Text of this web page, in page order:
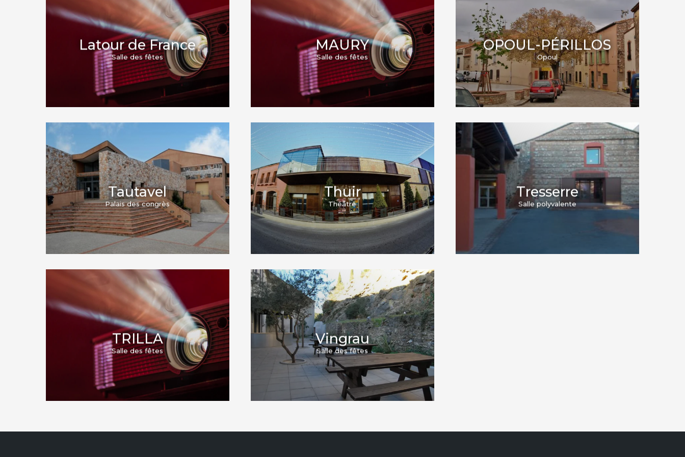
Villelongue-Dels-Monts
Latour de France
Salle des fêtes
MAURY
Salle des fêtes
OPOUL-PÉRILLOS
Opoul
Tautavel
Palais des congrès
Thuir
Théâtre
Tresserre
Salle polyvalente
TRILLA
Salle des fêtes
Vingrau
Salle des fêtes